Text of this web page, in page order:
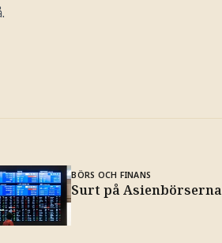
BÖRS OCH FINANS
Surt på Asienbörserna